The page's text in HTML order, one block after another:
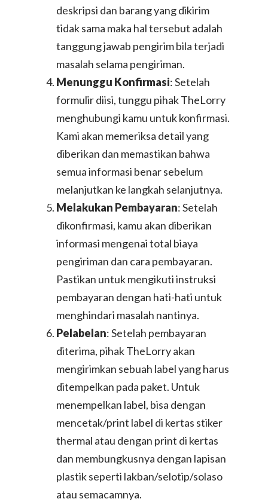
deskripsi dan barang yang dikirim
tidak sama maka hal tersebut adalah
tanggung jawab pengirim bila terjadi
masalah selama pengiriman.
Menunggu Konfirmasi: Setelah
formulir diisi, tunggu pihak TheLorry
menghubungi kamu untuk konfirmasi.
Kami akan memeriksa detail yang
diberikan dan memastikan bahwa
semua informasi benar sebelum
melanjutkan ke langkah selanjutnya.
Melakukan Pembayaran: Setelah
dikonfirmasi, kamu akan diberikan
informasi mengenai total biaya
pengiriman dan cara pembayaran.
Pastikan untuk mengikuti instruksi
pembayaran dengan hati-hati untuk
menghindari masalah nantinya.
Pelabelan: Setelah pembayaran
diterima, pihak TheLorry akan
mengirimkan sebuah label yang harus
ditempelkan pada paket. Untuk
menempelkan label, bisa dengan
mencetak/print label di kertas stiker
thermal atau dengan print di kertas
dan membungkusnya dengan lapisan
plastik seperti lakban/selotip/solaso
atau semacamnya.